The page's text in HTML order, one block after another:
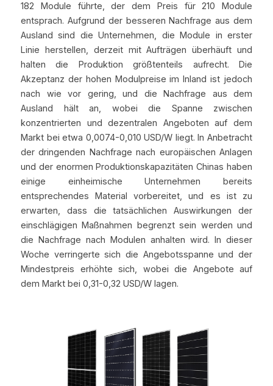
182 Module führte, der dem Preis für 210 Module
entsprach. Aufgrund der besseren Nachfrage aus dem
Ausland sind die Unternehmen, die Module in erster
Linie herstellen, derzeit mit Aufträgen überhäuft und
halten die Produktion größtenteils aufrecht. Die
Akzeptanz der hohen Modulpreise im Inland ist jedoch
nach wie vor gering, und die Nachfrage aus dem
Ausland hält an, wobei die Spanne zwischen
konzentrierten und dezentralen Angeboten auf dem
Markt bei etwa 0,0074-0,010 USD/W liegt. In Anbetracht
der dringenden Nachfrage nach europäischen Anlagen
und der enormen Produktionskapazitäten Chinas haben
einige einheimische Unternehmen bereits
entsprechendes Material vorbereitet, und es ist zu
erwarten, dass die tatsächlichen Auswirkungen der
einschlägigen Maßnahmen begrenzt sein werden und
die Nachfrage nach Modulen anhalten wird. In dieser
Woche verringerte sich die Angebotsspanne und der
Mindestpreis erhöhte sich, wobei die Angebote auf
dem Markt bei 0,31-0,32 USD/W lagen.